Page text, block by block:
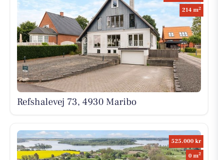
214 m2
Refshalevej 73, 4930 Maribo
525.000 kr
0 m2